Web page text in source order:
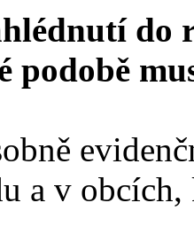
do
podobě
a v